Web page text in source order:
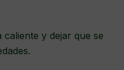
y dejar que se